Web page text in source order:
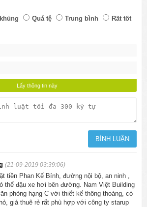
Quá tệ Trung bình
Rất tốt
(21-09-2019 03:39:06)
tiền Phan Kế Bính, đường nội bộ, an ninh ,
thể đậu xe hơi bên đường. Nam Việt Building
phòng hạng C với thiết kế thông thoáng, có
giá thuê rẻ rất phù hợp với công ty starup